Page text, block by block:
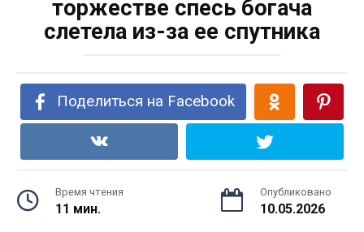
торжестве спесь богача
слетела из-за ее спутника
Поделиться на Facebook
Время чтения
11 мин.
Опубликовано
10.05.2026